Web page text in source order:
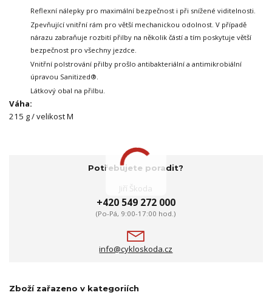
Reflexní nálepky pro maximální bezpečnost i při snížené viditelnosti.
Zpevňující vnitřní rám pro větší mechanickou odolnost. V případě
nárazu zabraňuje rozbití přilby na několik částí a tím poskytuje větší
bezpečnost pro všechny jezdce.
Vnitřní polstrování přilby prošlo antibakteriální a antimikrobiální
úpravou Sanitized®.
Látkový obal na přilbu.
Váha:
215 g / velikost M
Potřebujete poradit?
Jiří Škoda
+420 549 272 000
(Po-Pá, 9:00-17:00 hod.)
info@cykloskoda.cz
Zboží zařazeno v kategoriích